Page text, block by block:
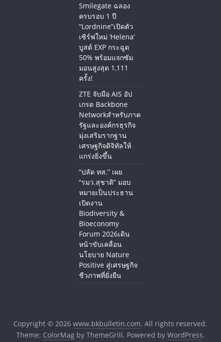
Smilegate ฉลอง
ครบรอบ 1 ปี
“Lordnine”เปิดตัว
เซิร์ฟใหม่ ‘Helena’
บูสต์ EXP กระฉูด
50% พร้อมแจกซัม
มอนสูงสุด 1,111
ครั้ง!
ZTE จับมือ AIS อัป
เกรด Backbone
Networkสำหรับภาค
รัฐและองค์กรธุรกิจ
มุ่งเสริมรากฐาน
เศรษฐกิจดิจิทัลให้
แกร่งยิ่งขึ้น
“ปลัด ทส.” เผย
“รมว.สุชาติ” มอบ
หมายเป็นประธาน
เปิดงาน
Biodiversity &
Bioeconomy
Forum 2026เดิน
หน้าขับเคลื่อน
นโยบาย Nature
Positive สู่เศรษฐกิจ
ชีวภาพที่ยั่งยืน
Copyright © 2026www.bkbulletin.com. All rights reserved.
Theme: ColorMagby ThemeGrill. Powered by WordPress.